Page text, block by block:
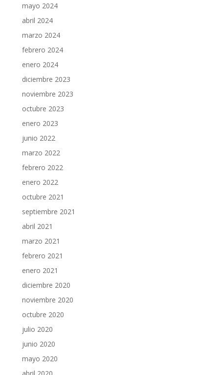
mayo 2024
abril 2024
marzo 2024
febrero 2024
enero 2024
diciembre 2023
noviembre 2023
octubre 2023
enero 2023
junio 2022
marzo 2022
febrero 2022
enero 2022
octubre 2021
septiembre 2021
abril 2021
marzo 2021
febrero 2021
enero 2021
diciembre 2020
noviembre 2020
octubre 2020
julio 2020
junio 2020
mayo 2020